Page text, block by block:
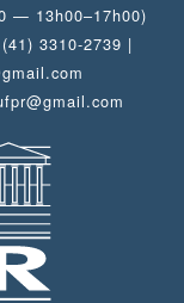
— 13h00–17h00)
3310-2739 |